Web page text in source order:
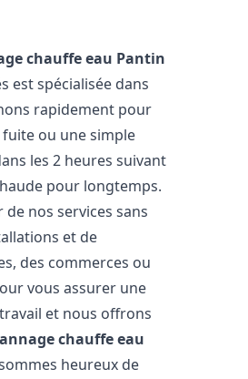
chauffe eau Pantin
est spécialisée dans
rapidement pour
ou une simple
les 2 heures suivant
pour longtemps.
nos services sans
et de
des commerces ou
vous assurer une
et nous offrons
chauffe eau
heureux de